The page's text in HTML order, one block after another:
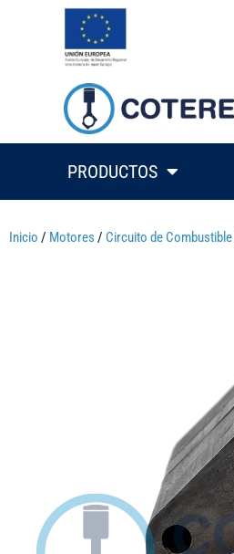
PRODUCTOS
Inicio / Motores / Circuito de Combustible